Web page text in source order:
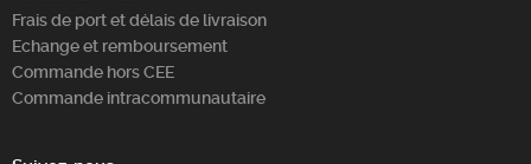
Frais de port et délais de livraison
Echange et remboursement
Commande hors CEE
Commande intracommunautaire